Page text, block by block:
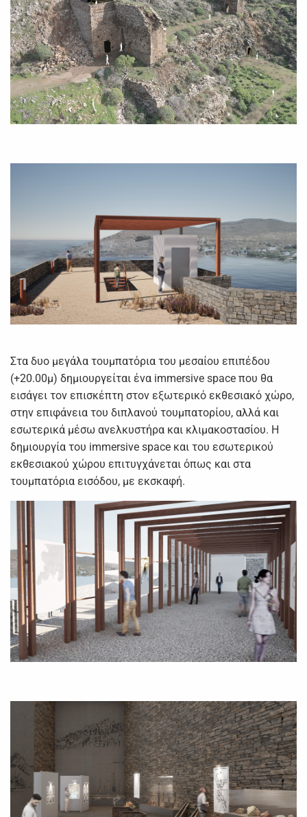
Στα δυο μεγάλα τουμπατόρια του μεσαίου επιπέδου
(+20.00μ) δημιουργείται ένα immersive space που θα
εισάγει τον επισκέπτη στον εξωτερικό εκθεσιακό χώρο,
στην επιφάνεια του διπλανού τουμπατορίου, αλλά και
εσωτερικά μέσω ανελκυστήρα και κλιμακοστασίου. Η
δημιουργία του immersive space και του εσωτερικού
εκθεσιακού χώρου επιτυγχάνεται όπως και στα
τουμπατόρια εισόδου, με εκσκαφή.